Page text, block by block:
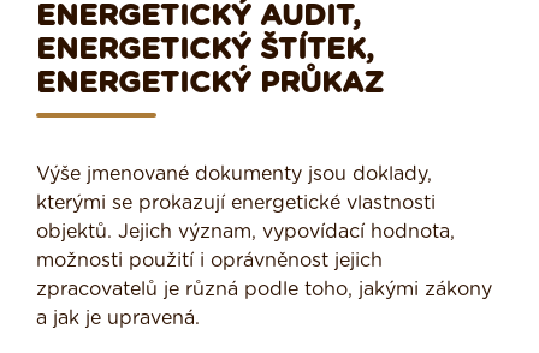
ENERGETICKÝ AUDIT,
ENERGETICKÝ ŠTÍTEK,
ENERGETICKÝ PRŮKAZ
Výše jmenované dokumenty jsou doklady,
kterými se prokazují energetické vlastnosti
objektů. Jejich význam, vypovídací hodnota,
možnosti použití i oprávněnost jejich
zpracovatelů je různá podle toho, jakými zákony
a jak je upravená.